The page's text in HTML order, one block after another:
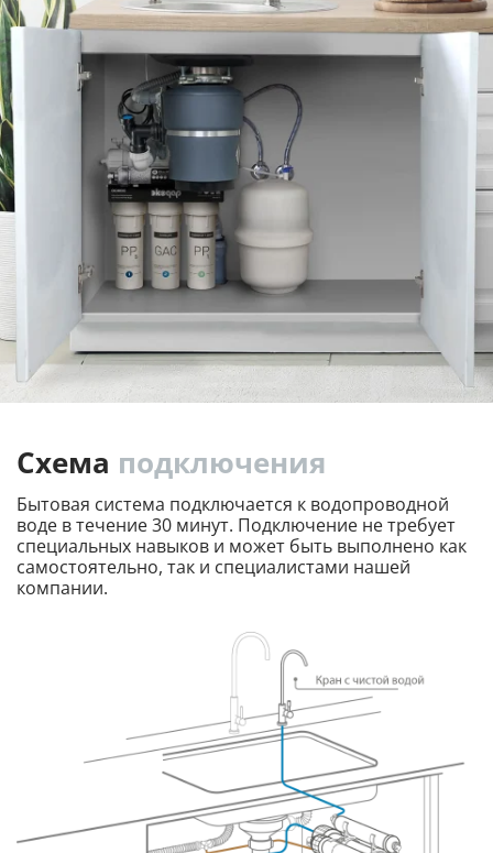
Схема подключения
Бытовая система подключается к водопроводной
воде в течение 30 минут. Подключение не требует
специальных навыков и может быть выполнено как
самостоятельно, так и специалистами нашей
компании.